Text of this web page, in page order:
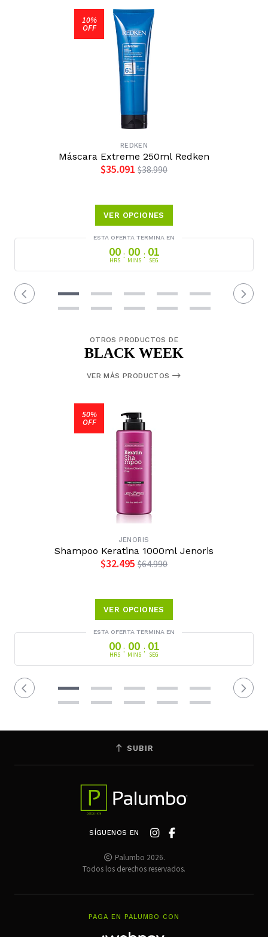
10%
OFF
REDKEN
Máscara Extreme 250ml Redken
$35.091 $38.990
VER OPCIONES
ESTA OFERTA TERMINA EN
OTROS PRODUCTOS DE
VER MÁS PRODUCTOS
Shampoo Keratina 1000ml Jenoris
ESTA OFERTA TERMINA EN
SÍGUENOS EN
Palumbo 2026.
Todos los derechos reservados.
PAGA EN PALUMBO CON